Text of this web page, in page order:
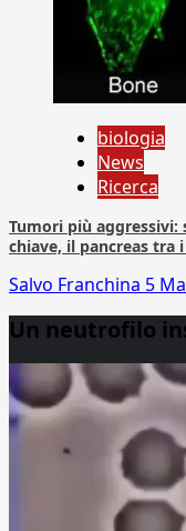
biologia
News
Ricerca
Tumori più aggressivi:
chiave, il pancreas tra
Salvo Franchina 5
Un neutrofilo
Player